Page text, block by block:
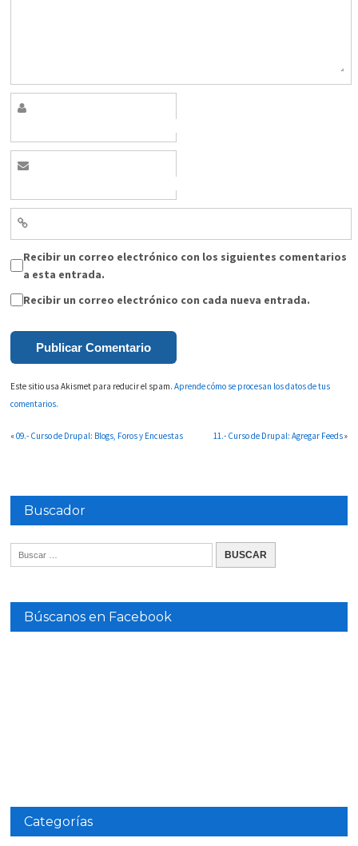
Recibir un correo electrónico con los siguientes comentarios
a esta entrada.
Recibir un correo electrónico con cada nueva entrada.
Este sitio usa Akismet para reducir el spam.Aprende cómo se procesan los datos de tus
comentarios.
«09.- Curso de Drupal: Blogs, Foros y Encuestas 11.- Curso de Drupal: Agregar Feeds»
Buscador
Búscanos en Facebook
Categorías